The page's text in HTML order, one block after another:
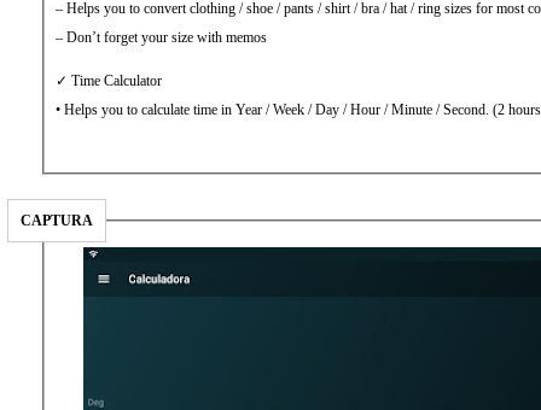
– Helps you to convert clothing / shoe / pants / shirt / bra / hat / ring sizes for most
– Don’t forget your size with memos
✓ Time Calculator
• Helps you to calculate time in Year / Week / Day / Hour / Minute / Second. (2
CAPTURA